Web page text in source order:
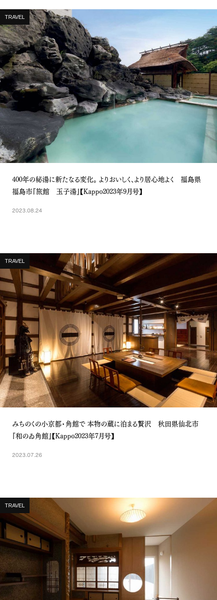
TRAVEL
400年の秘湯に新たなる変化。 よりおいしく、より居心地よく 福島県
福島市『旅館 玉子湯』【Kappo2023年9月号】
2023.08.24
TRAVEL
みちのくの小京都・角館で 本物の蔵に泊まる贅沢 秋田県仙北市
『和のゐ角館』【Kappo2023年7月号】
2023.07.26
TRAVEL